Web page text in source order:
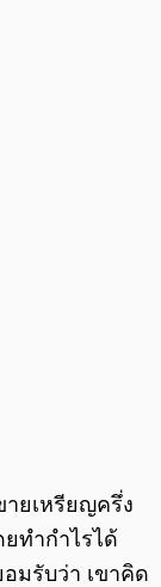
ายเหรียญครึ่ง
ทำกำไรได้
มรับว่า เขาคิด